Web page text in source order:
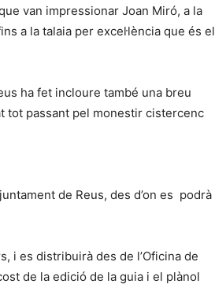
van impressionar Joan Miró, a la
a la talaia per excel·lència que és el
ha fet incloure també una breu
tot passant pel monestir cistercenc
de Reus, des d’on es podrà
i es distribuirà des de l’Oficina de
de la edició de la guia i el plànol